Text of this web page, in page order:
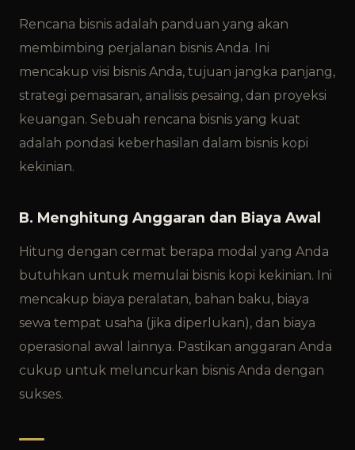
Rencana bisnis adalah panduan yang akan
membimbing perjalanan bisnis Anda. Ini
mencakup visi bisnis Anda, tujuan jangka panjang,
strategi pemasaran, analisis pesaing, dan proyeksi
keuangan. Sebuah rencana bisnis yang kuat
adalah pondasi keberhasilan dalam bisnis kopi
kekinian.
B. Menghitung Anggaran dan Biaya Awal
Hitung dengan cermat berapa modal yang Anda
butuhkan untuk memulai bisnis kopi kekinian. Ini
mencakup biaya peralatan, bahan baku, biaya
sewa tempat usaha (jika diperlukan), dan biaya
operasional awal lainnya. Pastikan anggaran Anda
cukup untuk meluncurkan bisnis Anda dengan
sukses.